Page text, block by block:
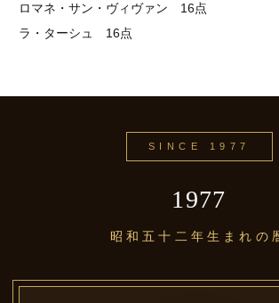
ロマネ・サン・ヴィヴァン 16点
ラ・ターシュ 16点
SINCE 1977
1977
昭和五十二年生まれの